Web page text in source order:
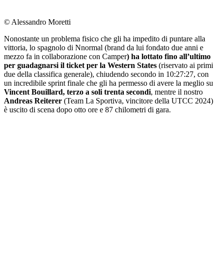
© Alessandro Moretti
Nonostante un problema fisico che gli ha impedito di puntare alla
vittoria, lo spagnolo di Nnormal (brand da lui fondato due anni e
mezzo fa in collaborazione con Camper) ha lottato fino all’ultimo
per guadagnarsi il ticket per la Western States (riservato ai primi
due della classifica generale), chiudendo secondo in 10:27:27, con
un incredibile sprint finale che gli ha permesso di avere la meglio su
Vincent Bouillard, terzo a soli trenta secondi, mentre il nostro
Andreas Reiterer (Team La Sportiva, vincitore della UTCC 2024)
è uscito di scena dopo otto ore e 87 chilometri di gara.